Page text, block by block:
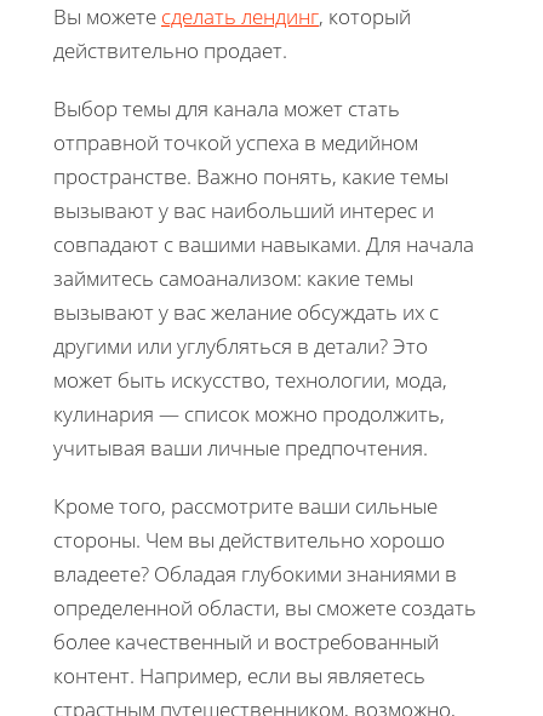
Вы можете сделать лендинг, который
действительно продает.
Выбор темы для канала может стать
отправной точкой успеха в медийном
пространстве. Важно понять, какие темы
вызывают у вас наибольший интерес и
совпадают с вашими навыками. Для начала
займитесь самоанализом: какие темы
вызывают у вас желание обсуждать их с
другими или углубляться в детали? Это
может быть искусство, технологии, мода,
кулинария — список можно продолжить,
учитывая ваши личные предпочтения.
Кроме того, рассмотрите ваши сильные
стороны. Чем вы действительно хорошо
владеете? Обладая глубокими знаниями в
определенной области, вы сможете создать
более качественный и востребованный
контент. Например, если вы являетесь
страстным путешественником, возможно,